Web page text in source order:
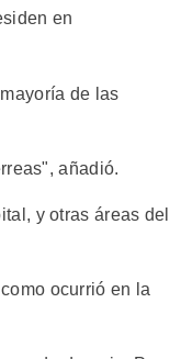
en
de las
añadió.
y otras áreas del
ocurrió en la